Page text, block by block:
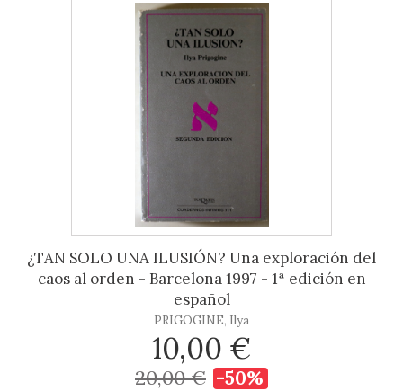
¿TAN SOLO UNA ILUSIÓN? Una exploración del
caos al orden - Barcelona 1997 - 1ª edición en
español
PRIGOGINE, Ilya
10,00 €
20,00 € -50%